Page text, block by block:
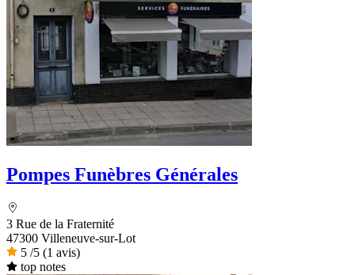
Pompes Funèbres Générales
3 Rue de la Fraternité
47300 Villeneuve-sur-Lot
5 /5 (1 avis)
top notes